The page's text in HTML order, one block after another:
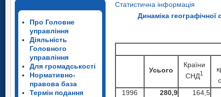
Про Головне
управління
Діяльність
Головного
управління
Для громадськості
Нормативно-
правова база
Термін подання
Статистична інформація
Динаміка географічної
Усього
Країни
СНД1
1996
280,9
164,5